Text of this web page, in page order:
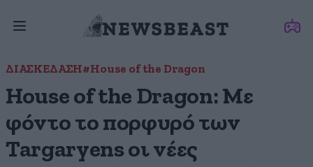
ΔΙΑΣΚΕΔΑΣΗ#House of the Dragon
House of the Dragon: Mε
φόντο το πορφυρό των
Targaryens οι νέες